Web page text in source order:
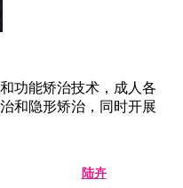
功能矫治技术，成人各
和隐形矫治，同时开展
陆卉